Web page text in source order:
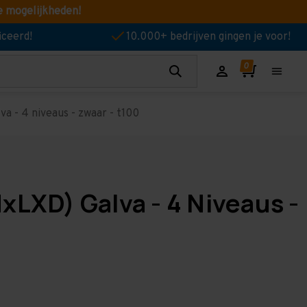
mogelijkheden!
10.000+ bedrijven gingen je voor!
- 4 niveaus - zwaar - t100
Galva - 4 Niveaus -